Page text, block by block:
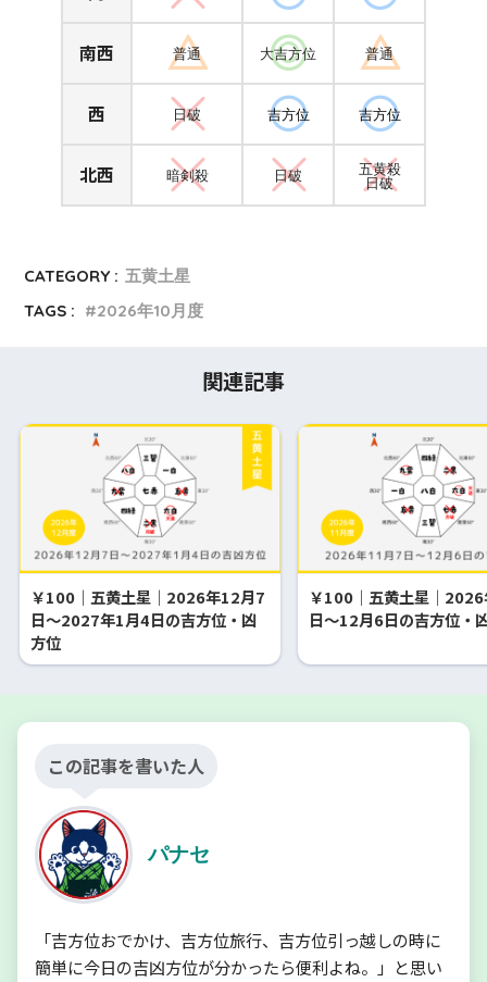
南西 普通 大吉方位 普通
西 日破 吉方位 吉方位
北西 暗剣殺 日破
五黄殺
日破
CATEGORY : 五黄土星
TAGS :
2026年10月度
関連記事
￥100｜五黄土星｜2026年12月7
日～2027年1月4日の吉方位・凶
方位
￥100｜五黄土星｜
日～12月6日の吉方位・
この記事を書いた人
パナセ
「吉方位おでかけ、吉方位旅行、吉方位引っ越しの時に
簡単に今日の吉凶方位が分かったら便利よね。」と思い